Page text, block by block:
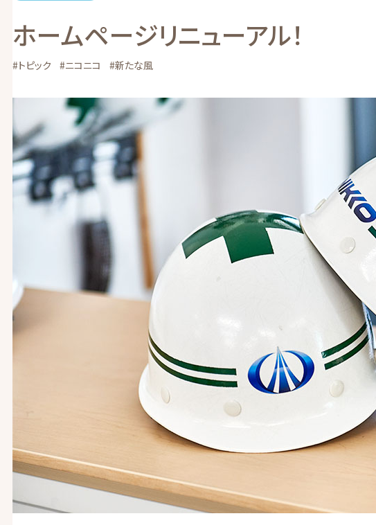
ホームページリニューアル！
#トピック #ニコニコ #新たな風